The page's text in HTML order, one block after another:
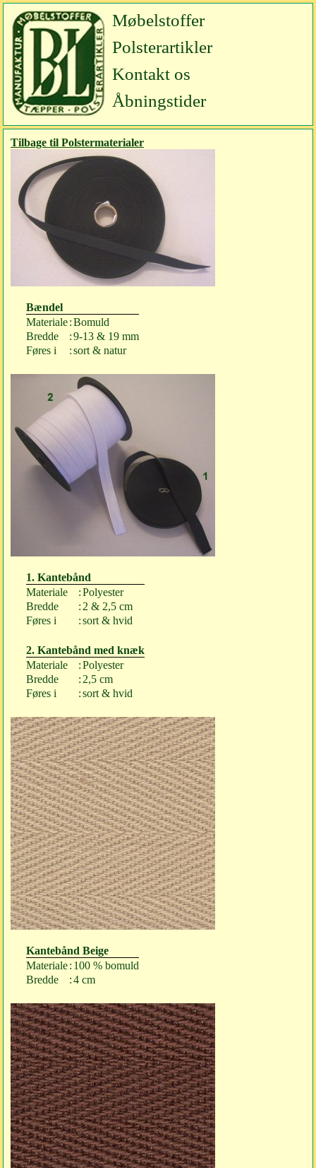
Møbelstoffer
Polsterartikler
Kontakt os
Åbningstider
Tilbage til Polstermaterialer
Bændel
Materiale:Bomuld
Bredde
:9-13 & 19 mm
Føres i
:sort & natur
1. Kantebånd
Materiale
:Polyester
Bredde
: 2 & 2,5 cm
Føres i
:sort & hvid
2. Kantebånd med knæk
Materiale
:Polyester
Bredde
: 2,5 cm
Føres i
:sort & hvid
Kantebånd Beige
Materiale: 100 % bomuld
Bredde
:4 cm